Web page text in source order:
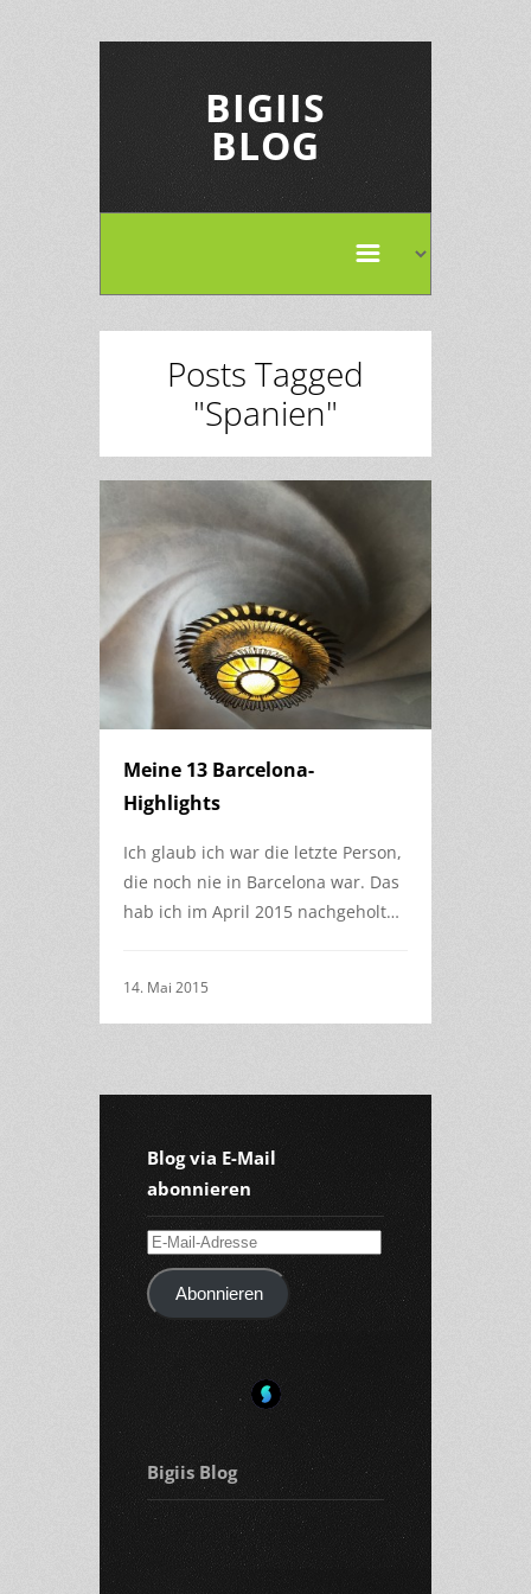
BIGIIS
BLOG
Posts Tagged
"Spanien"
Meine 13 Barcelona-
Highlights
Ich glaub ich war die letzte Person,
die noch nie in Barcelona war. Das
hab ich im April 2015 nachgeholt…
14. Mai 2015
Blog via E-Mail
abonnieren
E-
Mail-
AdresseAbonnieren
Bigiis Blog